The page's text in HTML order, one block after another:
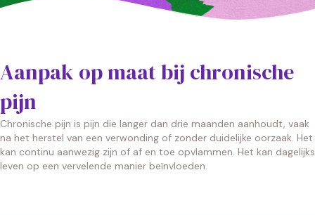
Aanpak op maat bij chronische
pijn
Chronische pijn is pijn die langer dan drie maanden aanhoudt, vaak
na het herstel van een verwonding of zonder duidelijke oorzaak. Het
kan continu aanwezig zijn of af en toe opvlammen. Het kan dagelijks
leven op een vervelende manier beïnvloeden.